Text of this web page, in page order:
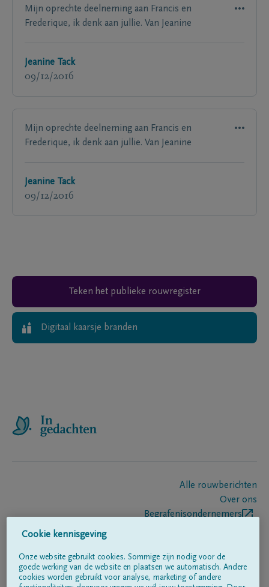
Mijn oprechte deelneming aan Francis en
Frederique, ik denk aan jullie. Van Jeanine
Jeanine Tack
09/12/2016
Mijn oprechte deelneming aan Francis en
Frederique, ik denk aan jullie. Van Jeanine
Jeanine Tack
09/12/2016
Teken het publieke rouwregister
Digitaal kaarsje branden
Alle rouwberichten
Over ons
Begrafenisondernemers
Volg ons op
Cookie kennisgeving
Onze website gebruikt cookies. Sommige zijn nodig voor de
goede werking van de website en plaatsen we automatisch. Andere
cookies worden gebruikt voor analyse, marketing of andere